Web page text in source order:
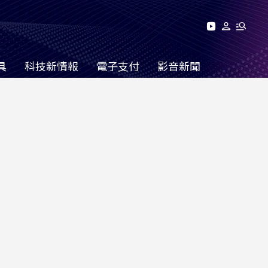
科技新情報 電子支付 影音新聞